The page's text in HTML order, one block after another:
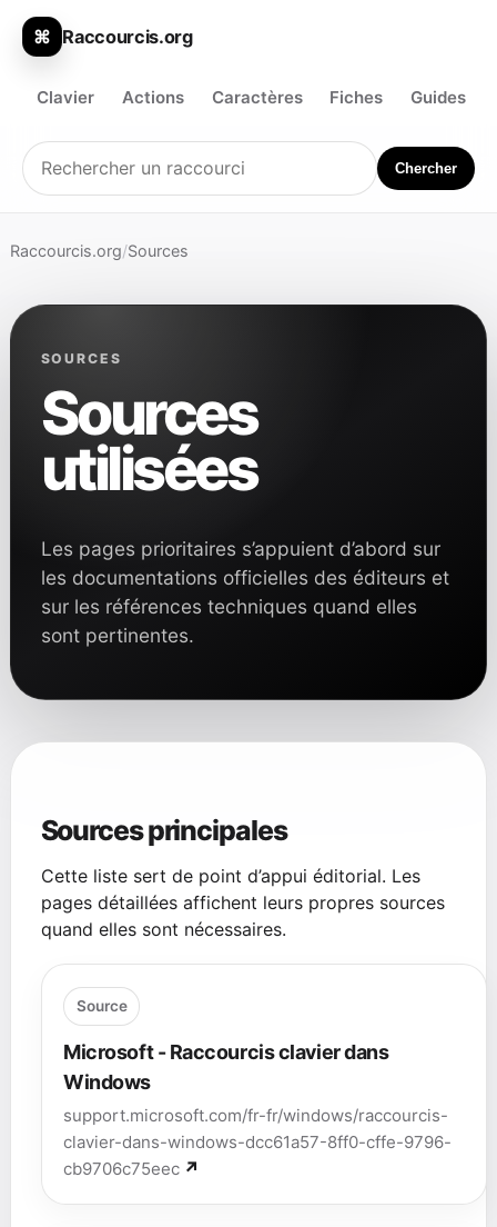
⌘ Raccourcis.org
Clavier Actions Caractères Fiches Guides
Chercher
Raccourcis.org/Sources
SOURCES
Sources
utilisées
Les pages prioritaires s’appuient d’abord sur
les documentations officielles des éditeurs et
sur les références techniques quand elles
sont pertinentes.
Sources principales
Cette liste sert de point d’appui éditorial. Les
pages détaillées affichent leurs propres sources
quand elles sont nécessaires.
Source
Microsoft - Raccourcis clavier dans
Windows
support.microsoft.com/fr-fr/windows/raccourcis-
clavier-dans-windows-dcc61a57-8ff0-cffe-9796-
cb9706c75eec